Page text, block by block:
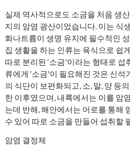
실제 역사적으로도 소금을 처음 생
지의 암염 광산이었습니다. 이는 식
화나트륨이 생명 유지에 필수적인
집 생활을 하는 인류는 육식으로 쉽
따로 분리된 ‘소금'이라는 형태로
류에게 ‘소금'이 필요해진 것은 신석
의 식단이 보편화되고, 소, 말, 양 등
한 이후였으며, 내륙에서는 이를 암
는데 반해, 해안에서는 어로를 통해
수 있어 따로 소금을 만들어 섭취할
암염 결정체